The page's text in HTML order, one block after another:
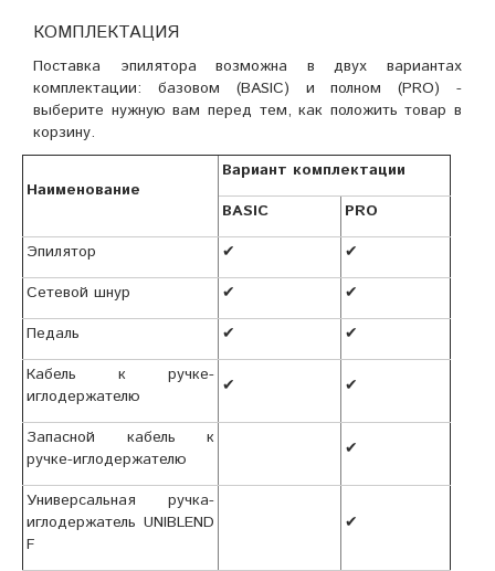
КОМПЛЕКТАЦИЯ
Поставка эпилятора возможна в двух вариантах
комплектации: базовом (BASIC) и полном (PRO) -
выберите нужную вам перед тем, как положить товар в
корзину.
Наименование
Вариант комплектации
BASIC
PRO
Эпилятор
✔
✔
Сетевой шнур
✔
✔
Педаль
✔
✔
Кабель к ручке-
иглодержателю
✔ ✔
Запасной кабель к
ручке-иглодержателю
✔
Универсальная ручка-
иглодержатель UNIBLEND
F
✔